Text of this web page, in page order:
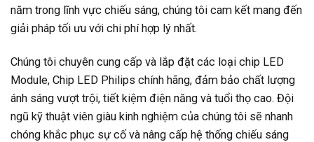
năm trong lĩnh vực chiếu sáng, chúng tôi cam kết mang đến
giải pháp tối ưu với chi phí hợp lý nhất.
Chúng tôi chuyên cung cấp và lắp đặt các loại chip LED
Module, Chip LED Philips chính hãng, đảm bảo chất lượng
ánh sáng vượt trội, tiết kiệm điện năng và tuổi thọ cao. Đội
ngũ kỹ thuật viên giàu kinh nghiệm của chúng tôi sẽ nhanh
chóng khắc phục sự cố và nâng cấp hệ thống chiếu sáng